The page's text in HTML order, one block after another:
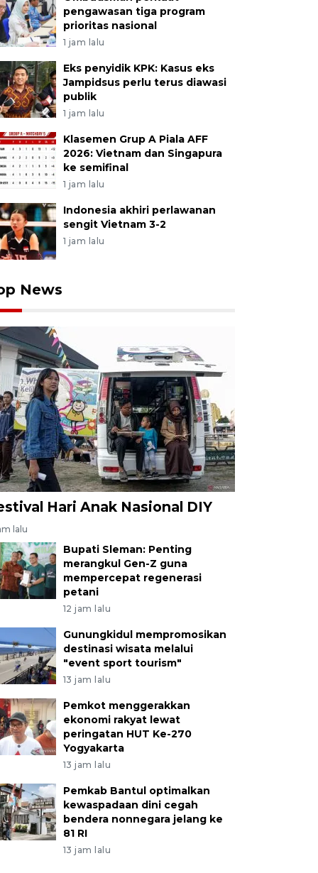
pengawasan tiga program
prioritas nasional
1 jam lalu
Eks penyidik KPK: Kasus eks
Jampidsus perlu terus diawasi
publik
1 jam lalu
Klasemen Grup A Piala AFF
2026: Vietnam dan Singapura
ke semifinal
1 jam lalu
Indonesia akhiri perlawanan
sengit Vietnam 3-2
1 jam lalu
News
Hari Anak Nasional DIY
lalu
Bupati Sleman: Penting
merangkul Gen-Z guna
mempercepat regenerasi
petani
12 jam lalu
Gunungkidul mempromosikan
destinasi wisata melalui
"event sport tourism"
13 jam lalu
Pemkot menggerakkan
ekonomi rakyat lewat
peringatan HUT Ke-270
Yogyakarta
13 jam lalu
Pemkab Bantul optimalkan
kewaspadaan dini cegah
bendera nonnegara jelang ke
81 RI
13 jam lalu